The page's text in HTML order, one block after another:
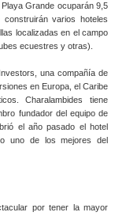
Grande ocuparán 9,5
varios hoteles
localizadas en el campo
ecuestres y otras).
una compañía de
en Europa, el Caribe
Charalambides tiene
fundador del equipo de
el año pasado el hotel
uno de los mejores del
por tener la mayor